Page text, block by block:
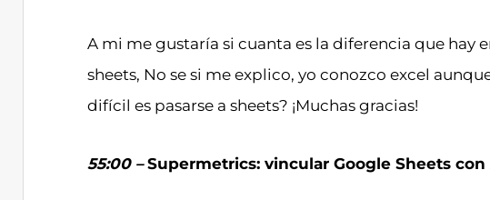
A mi me gustaría si cuanta es la diferencia que hay
sheets, No se si me explico, yo conozco excel
difícil es pasarse a sheets? ¡Muchas gracias!
55:00 –Supermetrics: vincular Google Sheets